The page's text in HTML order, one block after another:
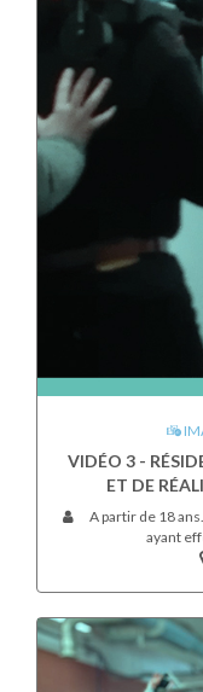
VIDÉO 3 -
ET DE
A partir de 18
ayant